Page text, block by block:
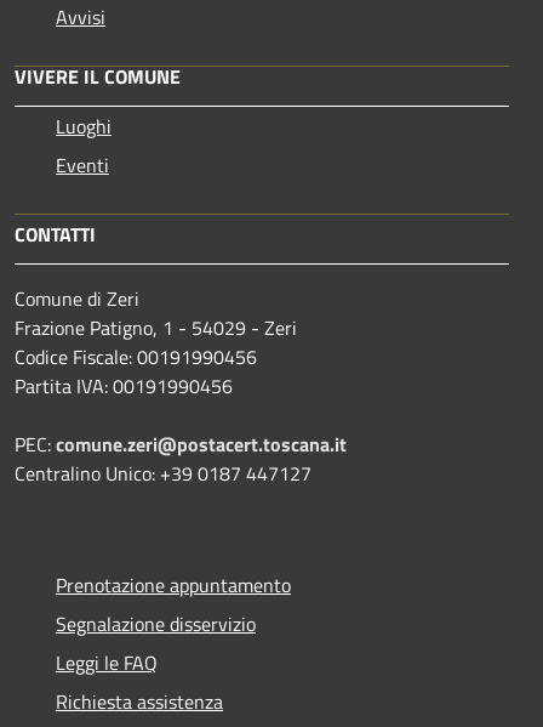
Avvisi
VIVERE IL COMUNE
Luoghi
Eventi
CONTATTI
Comune di Zeri
Frazione Patigno, 1 - 54029 - Zeri
Codice Fiscale: 00191990456
Partita IVA: 00191990456
PEC:comune.zeri@postacert.toscana.it
Centralino Unico: +39 0187 447127
Prenotazione appuntamento
Segnalazione disservizio
Leggi le FAQ
Richiesta assistenza